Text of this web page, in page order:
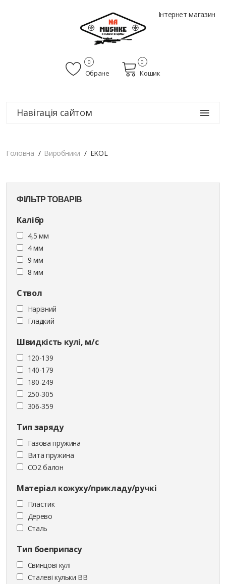
Інтернет магазин
Обране
0
Кошик
0
Навігація сайтом
Головна Виробники EKOL
ФІЛЬТР ТОВАРІВ
Калібр
4,5 мм
4 мм
9 мм
8 мм
Ствол
Нарізний
Гладкий
Швидкість кулі, м/с
120-139
140-179
180-249
250-305
306-359
Тип заряду
Газова пружина
Вита пружина
CO2 балон
Матеріал кожуху/прикладу/ручкі
Пластик
Дерево
Сталь
Тип боеприпасу
Cвинцові кулі
Сталеві кульки ВВ